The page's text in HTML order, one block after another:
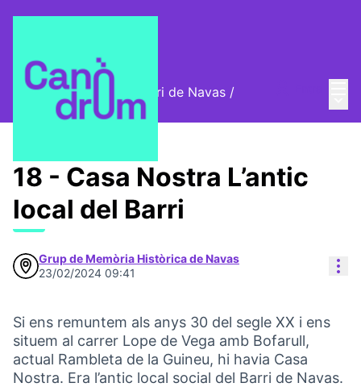
Cromos digitals del barri de Navas /
🦊 Cromos digitals
18 - Casa Nostra L’antic
local del Barri
Grup de Memòria Històrica de Navas
23/02/2024 09:41
Si ens remuntem als anys 30 del segle XX i ens
situem al carrer Lope de Vega amb Bofarull,
actual Rambleta de la Guineu, hi havia Casa
Nostra. Era l’antic local social del Barri de Navas.